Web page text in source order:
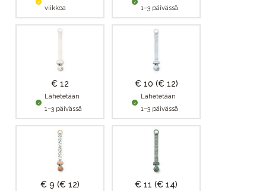
viikkoa
1–3 päivässä
€ 12
Lähetetään
1–3 päivässä
€ 10 (€ 12)
Lähetetään
1–3 päivässä
€ 9 (€ 12) € 11 (€ 14)